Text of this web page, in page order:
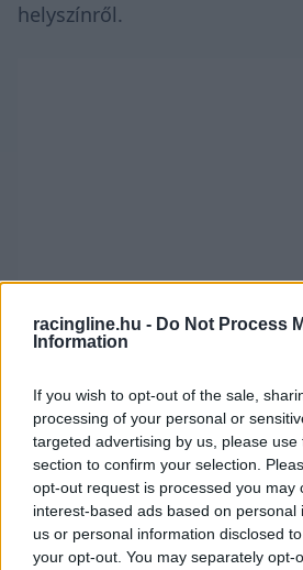
racingline.hu - Do Not Process
Information
If you wish to opt-out of the sale,
processing of your personal or
targeted advertising by us, please
section to confirm your selection.
opt-out request is processed you may
interest-based ads based on personal
us or personal information disclosed
your opt-out. You may separately opt-
helyszínről.
A tavalyi eredményeknek, a
helynek, és a hazai
százszázalékos
SPEEDBOX Racing Team az